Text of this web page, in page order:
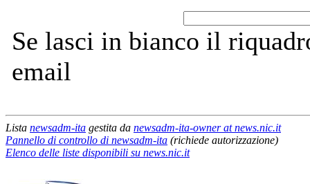
Se lasci in bianco il
email
Lista newsadm-ita gestita da newsadm-ita-owner at news.nic.it
Pannello di controllo di newsadm-ita (richiede autorizzazione)
Elenco delle liste disponibili su news.nic.it